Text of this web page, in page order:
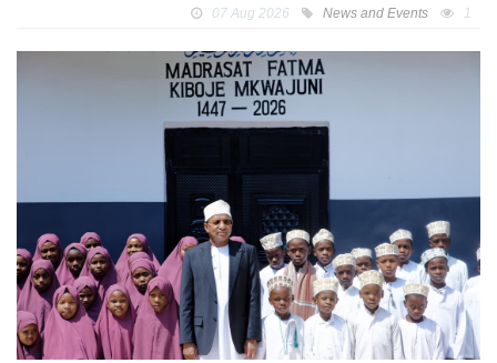
07 Aug 2026 News and Events 1